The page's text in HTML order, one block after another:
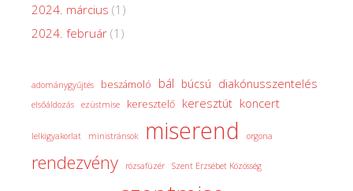
2024. március (1)
2024. február (1)
adománygyűjtés beszámoló bál búcsú diakónusszentelés
elsőáldozás ezüstmise keresztelő keresztút koncert
lelkigyakorlat ministránsok miserend orgona
rendezvény rózsafüzér Szent Erzsébet Közösség